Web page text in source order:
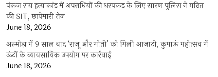
पंकज राय हत्याकांड में अपराधियों की धरपकड़ के लिए सारण पुलिस ने गठित
की SIT, छापेमारी तेज
June 18, 2026
अल्मोड़ा में 9 साल बाद ‘राजू और मोती’ को मिली आजादी, कुमाऊं महोत्सव में
ऊंटों के व्यावसायिक उपयोग पर कार्रवाई
June 18, 2026